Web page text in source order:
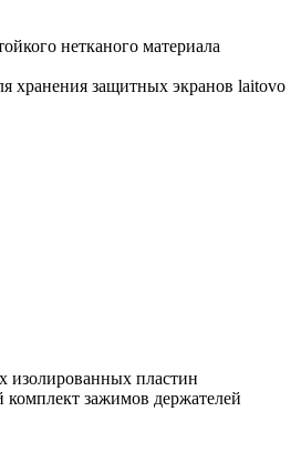
нетканого материала
хранения защитных экранов laitovo
изолированных пластин
комплект зажимов держателей